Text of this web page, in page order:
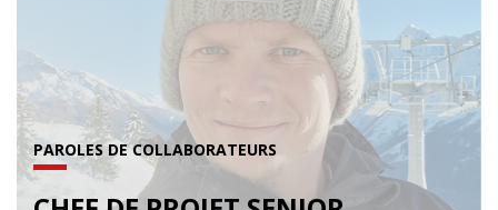
PAROLES DE COLLABORATEURS